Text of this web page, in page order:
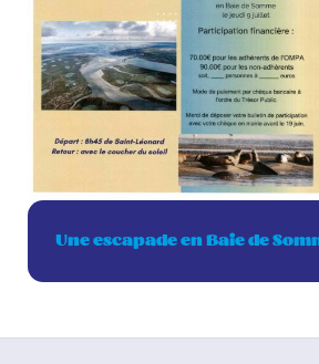
Une escapade en Baie de